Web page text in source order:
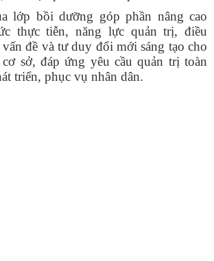
lớp bồi dưỡng góp phần nâng cao
thực tiễn, năng lực quản trị, điều
đề và tư duy đổi mới sáng tạo cho
sở, đáp ứng yêu cầu quản trị toàn
triển, phục vụ nhân dân.